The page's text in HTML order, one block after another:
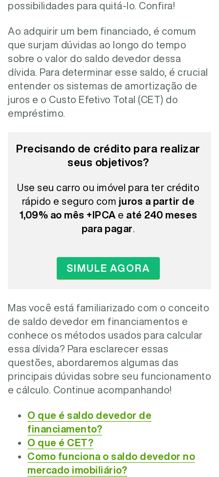
possibilidades para quitá-lo. Confira!
Ao adquirir um bem financiado, é comum
que surjam dúvidas ao longo do tempo
sobre o valor do saldo devedor dessa
dívida. Para determinar esse saldo, é crucial
entender os sistemas de amortização de
juros e o Custo Efetivo Total (CET) do
empréstimo.
Precisando de crédito para realizar
seus objetivos?
Use seu carro ou imóvel para ter crédito
rápido e seguro com juros a partir de
1,09% ao mês +IPCA e até 240 meses
para pagar
SIMULE AGORA
Mas você está familiarizado com o conceito
de saldo devedor em financiamentos e
conhece os métodos usados para calcular
essa dívida? Para esclarecer essas
questões, abordaremos algumas das
principais dúvidas sobre seu funcionamento
e cálculo. Continue acompanhando!
O que é saldo devedor de
financiamento?
O que é CET?
Como funciona o saldo devedor no
mercado imobiliário?